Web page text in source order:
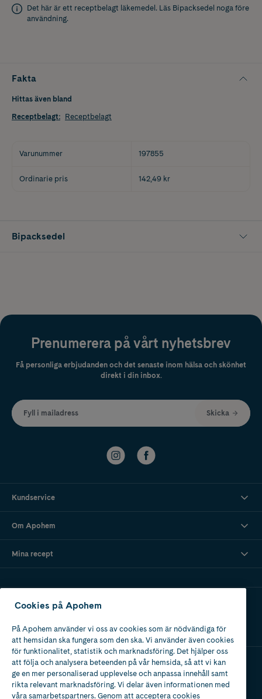
Det här är ett receptbelagt läkemedel. Läs Bipacksedel noga före
användning.
Fakta
Hittas även bland
Receptbelagt: Receptbelagt
Varunummer 197855
Ordinarie pris 142,49 kr
Bipacksedel
Prenumerera på vårt nyhetsbrev
Få personliga erbjudanden och det senaste inom hälsa och skönhet
direkt i din inbox.
Fyll i mailadress Skicka
Kundservice
Om Apohem
Mina recept
Ladda ner vår app
Apotek med tillstånd
av Läkemedelsverket
Cookies på Apohem
På Apohem använder vi oss av cookies som är nödvändiga för
att hemsidan ska fungera som den ska. Vi använder även cookies
för funktionalitet, statistik och marknadsföring. Det hjälper oss
att följa och analysera beteenden på vår hemsida, så att vi kan
ge en mer personaliserad upplevelse och anpassa innehåll samt
rikta relevant marknadsföring. Vi delar även informationen med
våra samarbetspartners. Genom att acceptera cookies